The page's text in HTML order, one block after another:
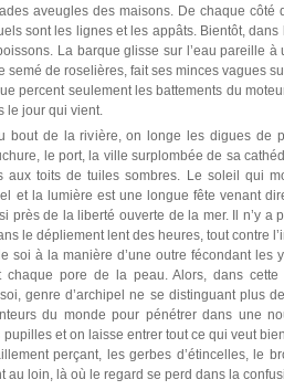
aveugles des maisons. De chaque
sont les lignes et les appâts. Bientôt,
La barque glisse sur l’eau pareille à
semé de roselières, fait ses minces vagues
percent seulement les battements du
le jour qui vient.
bout de la rivière, on longe les digues de
le port, la ville surplombée de sa
aux toits de tuiles sombres. Le soleil qui
et la lumière est une longue fête venant
près de la liberté ouverte de la mer. Il n’y a
le dépliement lent des heures, tout contre
soi à la manière d’une outre fécondant les
chaque pore de la peau. Alors, dans
genre d’archipel ne se distinguant plus
du monde pour pénétrer dans une
pupilles et on laisse entrer tout ce qui veut
perçant, les gerbes d’étincelles, le
au loin, là où le regard se perd dans la